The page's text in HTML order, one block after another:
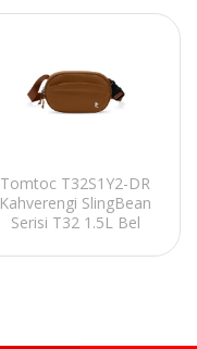
Tomtoc T32S1Y2-DR
Kahverengi SlingBean
Serisi T32 1.5L Bel